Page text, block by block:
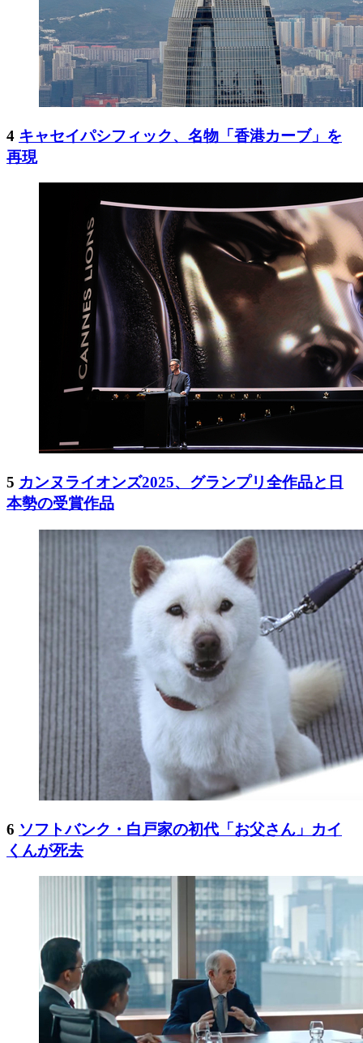
4 キャセイパシフィック、名物「香港カーブ」を
再現
5 カンヌライオンズ2025、グランプリ全作品と日
本勢の受賞作品
6 ソフトバンク・白戸家の初代「お父さん」カイ
くんが死去